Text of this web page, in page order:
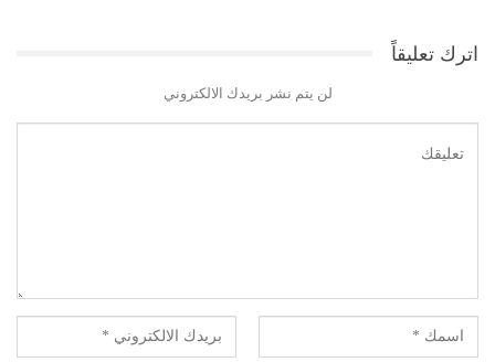
اترك تعليقاً
لن يتم نشر بريدك الالكتروني